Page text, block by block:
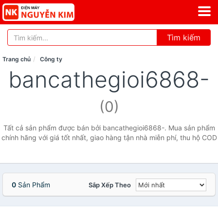
Tìm kiếm
Trang chủ Công ty
bancathegioi6868-
(0)
Tất cả sản phẩm được bán bởi bancathegioi6868-. Mua sản phẩm
chính hãng với giá tốt nhất, giao hàng tận nhà miễn phí, thu hộ COD
0 Sản Phẩm Sắp Xếp Theo